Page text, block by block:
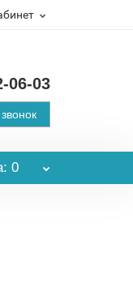
06-03
: 0